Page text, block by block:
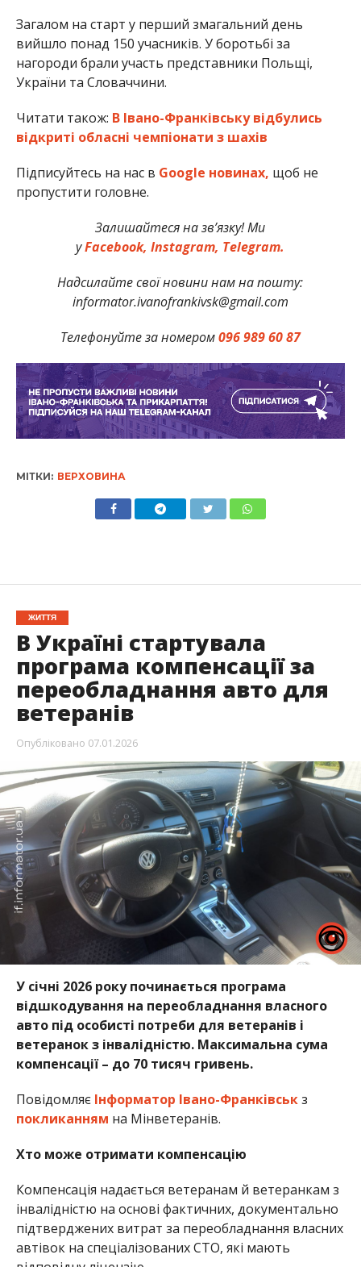
Загалом на старт у перший змагальний день
вийшло понад 150 учасників. У боротьбі за
нагороди брали участь представники Польщі,
України та Словаччини.
Читати також: В Івано-Франківську відбулись
відкриті обласні чемпіонати з шахів
Підписуйтесь на нас в Google новинах, щоб не
пропустити головне.
Залишайтеся на зв’язку! Ми
уFacebook, Instagram, Telegram.
Надсилайте свої новини нам на пошту:
informator.ivanofrankivsk@gmail.com
Телефонуйте за номером096 989 60 87
МІТКИ: ВЕРХОВИНА
ЖИТТЯ
В Україні стартувала
програма компенсації за
переобладнання авто для
ветеранів
Опубліковано 07.01.2026
У січні 2026 року починається програма
відшкодування на переобладнання власного
авто під особисті потреби для ветеранів і
ветеранок з інвалідністю. Максимальна сума
компенсації – до 70 тисяч гривень.
Повідомляє Інформатор Івано-Франківськз
покликанням на Мінветеранів.
Хто може отримати компенсацію
Компенсація надається ветеранам й ветеранкам з
інвалідністю на основі фактичних, документально
підтверджених витрат за переобладнання власних
автівок на спеціалізованих СТО, які мають